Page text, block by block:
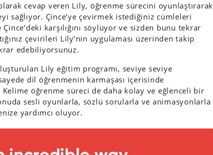
cevap veren Lily, öğrenme sürecini oyunlaştırarak
sağlıyor. Çince’ye çevirmek istediğiniz cümleleri
karşılığını söylüyor ve sizden bunu tekrar
çevirileri Lily’nin uygulaması üzerinden takip
edebiliyorsunuz.
Lily eğitim programı, seviye seviye
dil öğrenmenin karmaşası içerisinde
Kelime öğrenme süreci de daha kolay ve eğlenceli bir
sesli oyunlarla, sözlü sorularla ve animasyonlarla
yardımcı oluyor.